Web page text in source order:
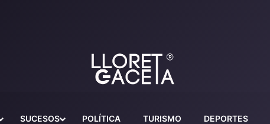
SUCESOS POLÍTICA TURISMO DEPORTES